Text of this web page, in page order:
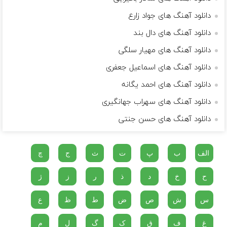
دانلود آهنگ های جواد زارع
دانلود آهنگ های دال بند
دانلود آهنگ های مهیار سلگی
دانلود آهنگ های اسماعیل جعفری
دانلود آهنگ های احمد یگانه
دانلود آهنگ های سهراب جهانگیری
دانلود آهنگ های حسن جنتی
الف ب پ ت ث ج چ
ح خ د ذ ر ز ژ
س ش ص ض ط ظ ع
غ ف ق ک گ ل م